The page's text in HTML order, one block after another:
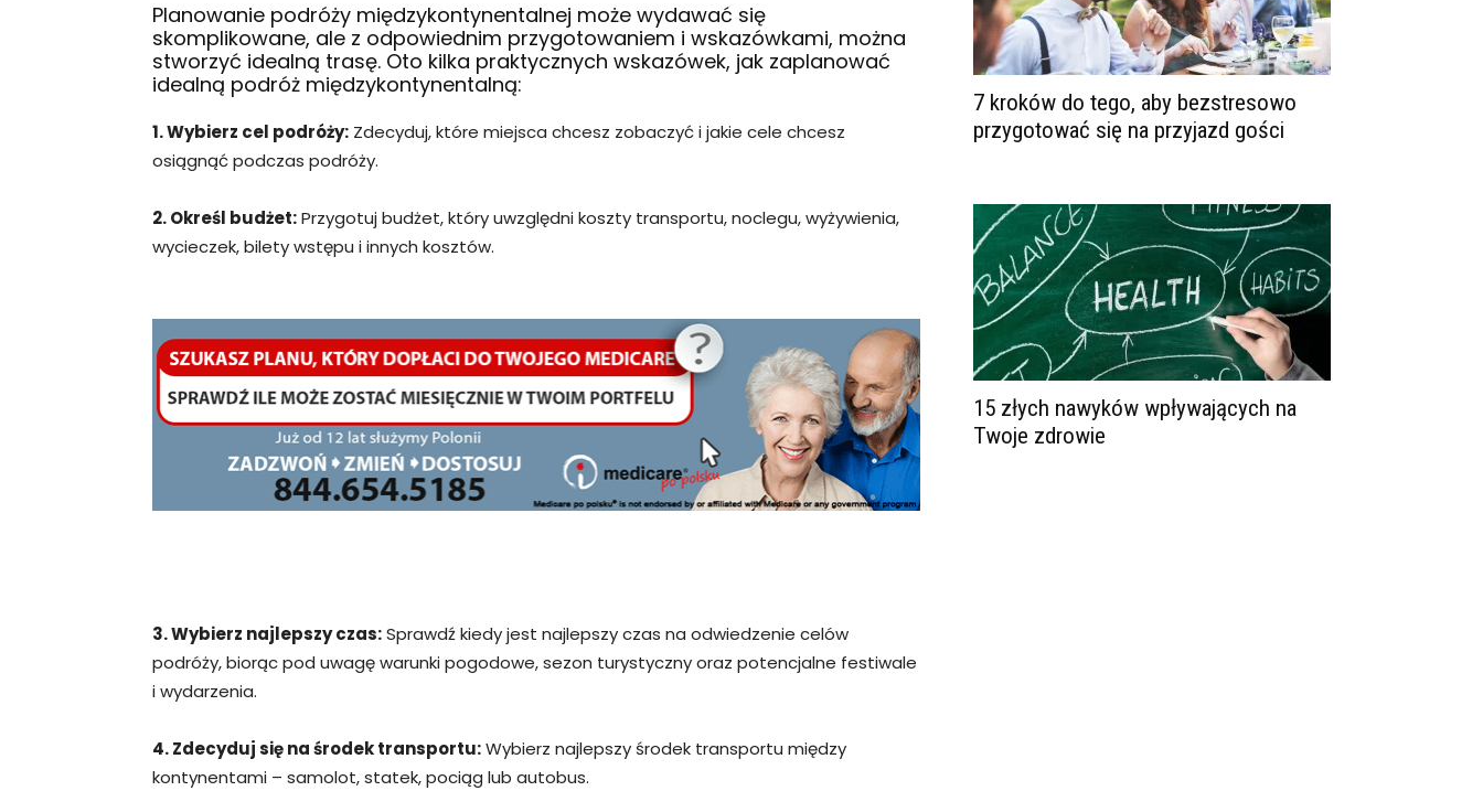
Planowanie podróży międzykontynentalnej może wydawać się
skomplikowane, ale z odpowiednim przygotowaniem i wskazówkami, można
stworzyć idealną trasę. Oto kilka praktycznych wskazówek, jak zaplanować
idealną podróż międzykontynentalną:
1. Wybierz cel podróży: Zdecyduj, które miejsca chcesz zobaczyć i jakie cele chcesz
osiągnąć podczas podróży.
2. Określ budżet:Przygotuj budżet, który uwzględni koszty transportu, noclegu, wyżywienia,
wycieczek, bilety wstępu i innych kosztów.
3. Wybierz najlepszy czas:Sprawdź kiedy jest najlepszy czas na odwiedzenie celów
podróży, biorąc pod uwagę warunki pogodowe, sezon turystyczny oraz potencjalne festiwale
i wydarzenia.
4. Zdecyduj się na środek transportu:Wybierz najlepszy środek transportu między
kontynentami – samolot, statek, pociąg lub autobus.
7 kroków do tego, aby bezstresowo
przygotować się na przyjazd gości
15 złych nawyków wpływających na
Twoje zdrowie